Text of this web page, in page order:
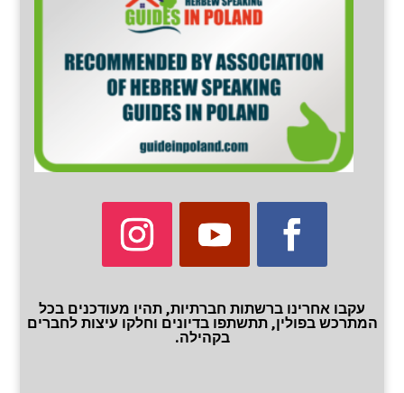
עקבו אחרינו ברשתות חברתיות, תהיו מעודכנים בכל
המתרכש בפולין, תתשתפו בדיונים וחלקו עיצות לחברים
בקהילה.